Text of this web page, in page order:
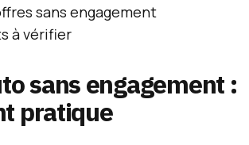
sans engagement
à vérifier
sans engagement :
pratique